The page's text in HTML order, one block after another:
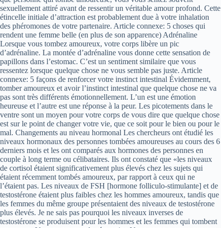
sexuellement attiré avant de ressentir un véritable amour profond. Cette
étincelle initiale d’attraction est probablement due à votre inhalation
des phéromones de votre partenaire. Article connexe: 5 choses qui
rendent une femme belle (en plus de son apparence) Adrénaline
Lorsque vous tombez amoureux, votre corps libère un pic
d’adrénaline. La montée d’adrénaline vous donne cette sensation de
papillons dans l’estomac. C’est un sentiment similaire que vous
ressentez lorsque quelque chose ne vous semble pas juste. Article
connexe: 5 façons de renforcer votre instinct intestinal Évidemment,
tomber amoureux et avoir l’instinct intestinal que quelque chose ne va
pas sont très différents émotionnellement. L’un est une émotion
heureuse et l’autre est une réponse à la peur. Les picotements dans le
ventre sont un moyen pour votre corps de vous dire que quelque chose
est sur le point de changer votre vie, que ce soit pour le bien ou pour le
mal. Changements au niveau hormonal Les chercheurs ont étudié les
niveaux hormonaux des personnes tombées amoureuses au cours des 6
derniers mois et les ont comparés aux hormones des personnes en
couple à long terme ou célibataires. Ils ont constaté que «les niveaux
de cortisol étaient significativement plus élevés chez les sujets qui
étaient récemment tombés amoureux, par rapport à ceux qui ne
l’étaient pas. Les niveaux de FSH [hormone folliculo-stimulante] et de
testostérone étaient plus faibles chez les hommes amoureux, tandis que
les femmes du même groupe présentaient des niveaux de testostérone
plus élevés. Je ne sais pas pourquoi les niveaux inverses de
testostérone se produisent pour les hommes et les femmes qui tombent